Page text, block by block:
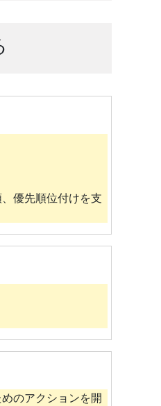
優先順位付けを支
のアクションを開